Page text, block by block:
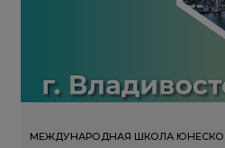
МЕЖДУНАРОДНАЯ ШКОЛА ЮНЕСКО